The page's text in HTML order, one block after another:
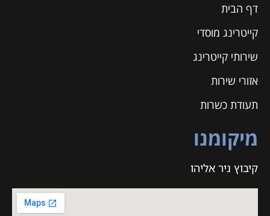
דף הבית
קייטרינג מוסדי
שירותי קייטרינג
אזורי שירות
תעודת כשרות
מיקומנו
קיבוץ ניר אליהו